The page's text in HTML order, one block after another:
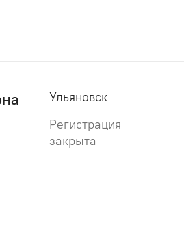
Ульяновск
Регистрация
закрыта